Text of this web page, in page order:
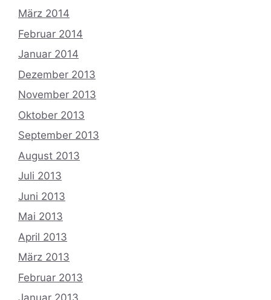
März 2014
Februar 2014
Januar 2014
Dezember 2013
November 2013
Oktober 2013
September 2013
August 2013
Juli 2013
Juni 2013
Mai 2013
April 2013
März 2013
Februar 2013